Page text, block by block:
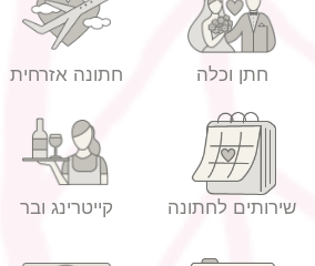
חתן וכלה חתונה אזרחית
שירותים לחתונה קייטרינג ובר